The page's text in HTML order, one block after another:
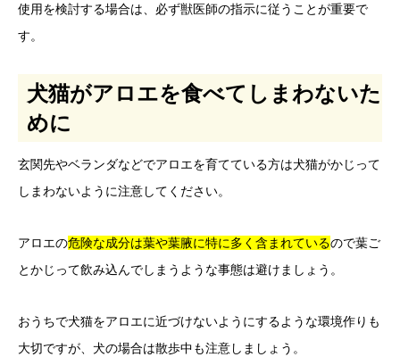
使用を検討する場合は、必ず獣医師の指示に従うことが重要で
す。
犬猫がアロエを食べてしまわないた
めに
玄関先やベランダなどでアロエを育てている方は犬猫がかじって
しまわないように注意してください。
アロエの危険な成分は葉や葉腋に特に多く含まれているので葉ご
とかじって飲み込んでしまうような事態は避けましょう。
おうちで犬猫をアロエに近づけないようにするような環境作りも
大切ですが、犬の場合は散歩中も注意しましょう。